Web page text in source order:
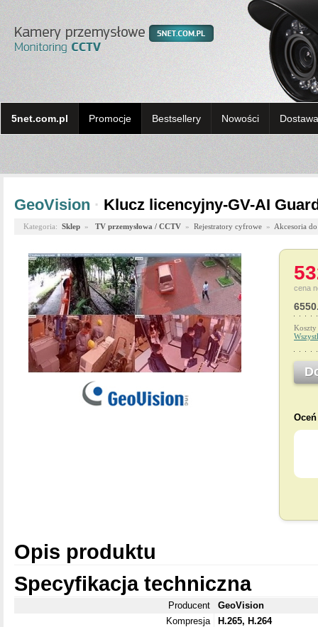
5net.com.pl Promocje Bestsellery Nowości
GeoVision · Klucz licencyjny-GV-AI
Kategoria: Sklep » TV przemysłowa / CCTV » Rejestratory cyfrowe » Akcesoria
cena
Opis produktu
Specyfikacja techniczna
Producent
GeoVision
Kompresja
H.265, H.264